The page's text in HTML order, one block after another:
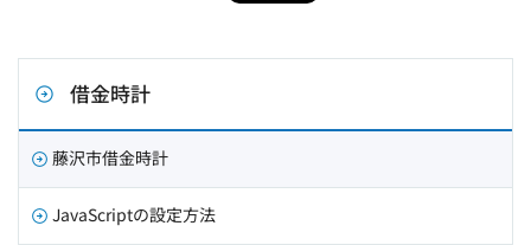
借金時計
藤沢市借金時計
JavaScriptの設定方法